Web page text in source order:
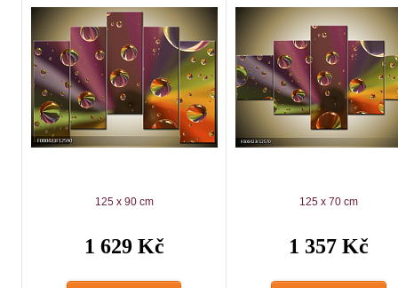
125 x 90 cm
1 629 Kč
125 x 70 cm
1 357 Kč